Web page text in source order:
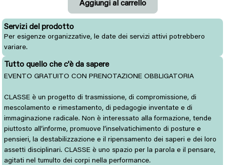
Servizi del prodotto
Per esigenze organizzative, le date dei servizi attivi potrebbero
variare.
Tutto quello che c'è da sapere
EVENTO GRATUITO CON PRENOTAZIONE OBBLIGATORIA
CLASSE è un progetto di trasmissione, di compromissione, di
mescolamento e rimestamento, di pedagogie inventate e di
immaginazione radicale. Non è interessato alla formazione, tende
piuttosto all’informe, promuove l’inselvatichimento di posture e
pensieri, la destabilizzazione e il ripensamento dei saperi e dei loro
assetti disciplinari. CLASSE è uno spazio per la parola e il pensare,
agitati nel tumulto dei corpi nella performance.